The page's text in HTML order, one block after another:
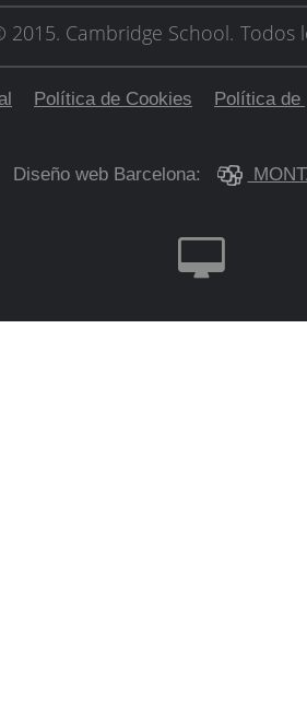
2015. Cambridge School. Todos
Política de Cookies Política de
Diseño web Barcelona: